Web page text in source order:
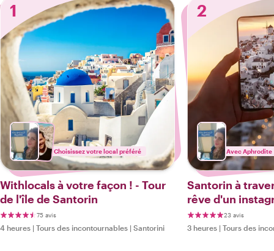
1
Choisissez votre local préféré
Withlocals à votre façon ! - Tour
de l'île de Santorin
75 avis
4 heures | Tours des incontournables | Santorini
2
Avec Aphrodite
Santorin à
rêve d'un
23 avis
3 heures | Tours des